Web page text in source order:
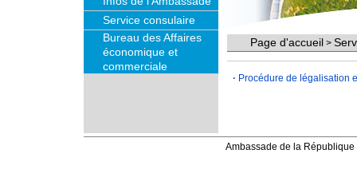
Service consulaire
Bureau des Affaires
économique et
commerciale
Page d'accueil >
· Procédure de légalisation
Ambassade de la